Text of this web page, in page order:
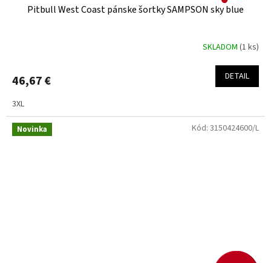
Pitbull West Coast pánske šortky SAMPSON sky blue
SKLADOM (1 ks)
46,67 € DETAIL
3XL
Novinka Kód: 3150424600/L